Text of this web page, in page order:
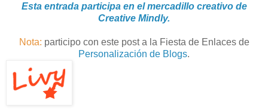
Esta entrada participa en el mercadillo creativo de
Creative Mindly.
Nota: participo con este post a la Fiesta de Enlaces de
Personalización de Blogs.